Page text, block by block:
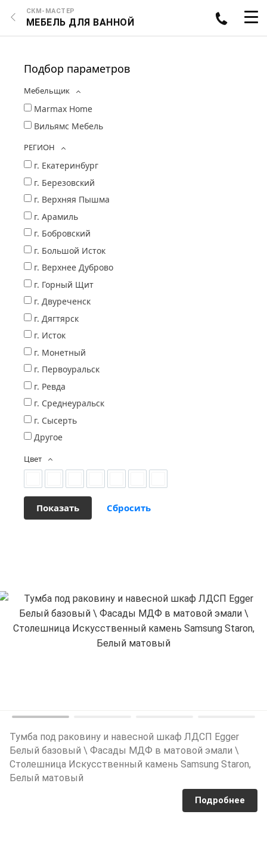
СКМ-МАСТЕР
МЕБЕЛЬ ДЛЯ ВАННОЙ
Подбор параметров
Мебельщик
Marmax Home
Вильямс Мебель
РЕГИОН
г. Екатеринбург
г. Березовский
г. Верхняя Пышма
г. Арамиль
г. Бобровский
г. Большой Исток
г. Верхнее Дуброво
г. Горный Щит
г. Двуреченск
г. Дягтярск
г. Исток
г. Монетный
г. Первоуральск
г. Ревда
г. Среднеуральск
г. Сысерть
Другое
Цвет
Тумба под раковину и навесной шкаф ЛДСП Egger
Белый базовый \ Фасады МДФ в матовой эмали \
Столешница Искусственный камень Samsung Staron,
Белый матовый
Подробнее